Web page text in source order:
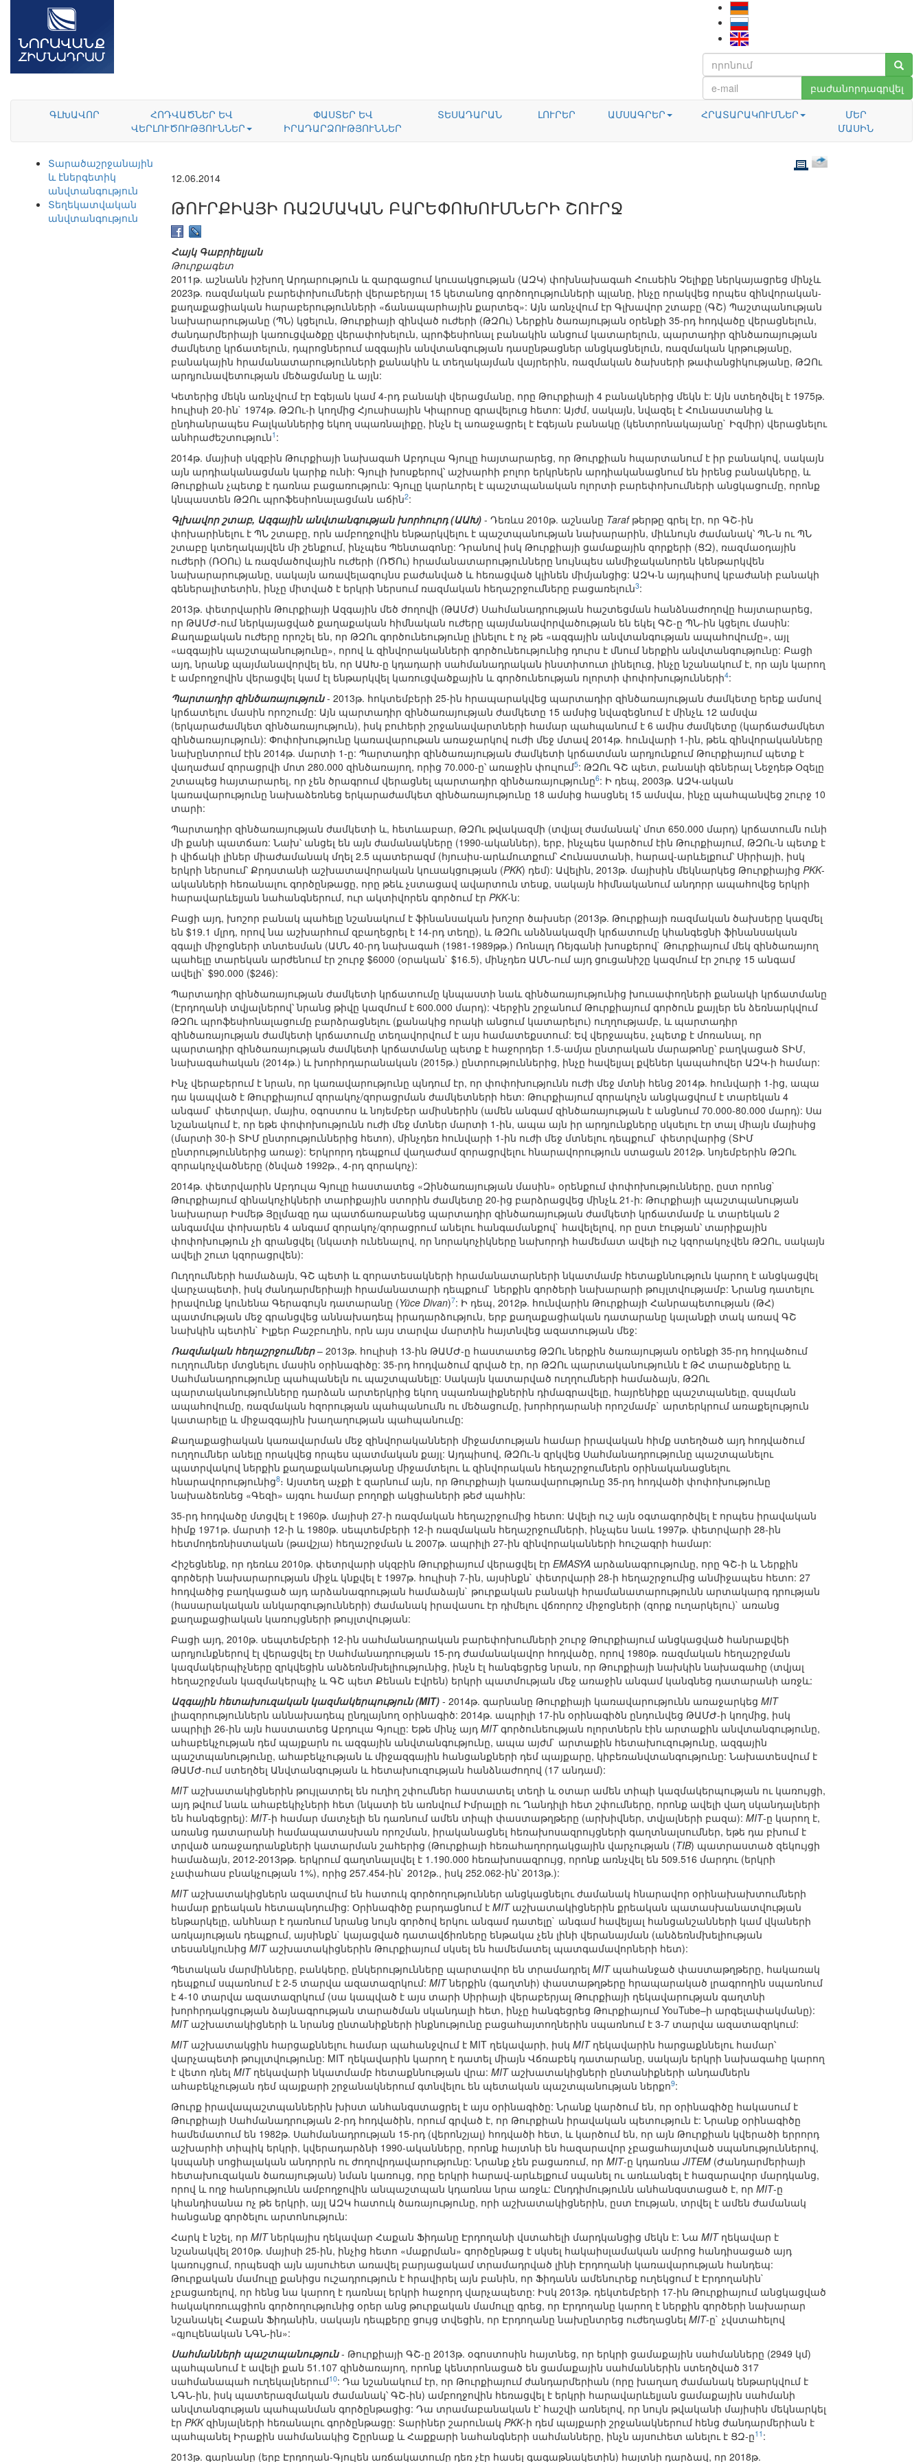
բաժանորդագրվել
ԳԼԽԱՎՈՐ
ՀՈԴՎԱԾՆԵՐ ԵՎ
ՎԵՐԼՈՒԾՈՒԹՅՈՒՆՆԵՐ
ՓԱՍՏԵՐ ԵՎ
ԻՐԱԴԱՐՁՈՒԹՅՈՒՆՆԵՐ
ՏԵՍԱԴԱՐԱՆ ԼՈՒՐԵՐ ԱՄՍԱԳՐԵՐ ՀՐԱՏԱՐԱԿՈՒՄՆԵՐ
ՄԵՐ
ՄԱՍԻՆ
Տարածաշրջանային
և էներգետիկ
անվտանգություն
Տեղեկատվական
անվտանգություն
12.06.2014
ԹՈՒՐՔԻԱՅԻ ՌԱԶՄԱԿԱՆ ԲԱՐԵՓՈԽՈՒՄՆԵՐԻ ՇՈՒՐՋ
Հայկ Գաբրիելյան
Թուրքագետ
2011թ. աշնանն իշխող Արդարություն և զարգացում կուսակցության (ԱԶԿ) փոխնախագահ Հուսեին Չելիքը ներկայացրեց մինչև
2023թ. ռազմական բարեփոխումների վերաբերյալ 15 կետանոց գործողությունների պլանը, ինչը որակվեց որպես զինվորական-
քաղաքացիական հարաբերությունների «ճանապարհային քարտեզ»: Այն առնչվում էր Գլխավոր շտաբը (ԳՇ) Պաշտպանության
նախարարությանը (ՊՆ) կցելուն, Թուրքիայի զինված ուժերի (ԹԶՈւ) Ներքին ծառայության օրենքի 35-րդ հոդվածը վերացնելուն,
ժանդարմերիայի կառուցվածքը վերափոխելուն, պրոֆեսիոնալ բանակին անցում կատարելուն, պարտադիր զինծառայության
ժամկետը կրճատելուն, դպրոցներում ազգային անվտանգության դասընթացներ անցկացնելուն, ռազմական կրթությանը,
բանակային հրամանատարությունների քանակին և տեղակայման վայրերին, ռազմական ծախսերի թափանցիկությանը, ԹԶՈւ
արդյունավետության մեծացմանը և այլն:
Կետերից մեկն առնչվում էր Էգեյան կամ 4-րդ բանակի վերացմանը, որը Թուրքիայի 4 բանակներից մեկն է: Այն ստեղծվել է 1975թ.
հուլիսի 20-ին` 1974թ. ԹԶՈւ-ի կողմից Հյուսիսային Կիպրոսը գրավելուց հետո: Այժմ, սակայն, նվազել է Հունաստանից և
ընդհանրապես Բալկաններից եկող սպառնալիքը, ինչն էլ առաջացրել է Էգեյան բանակը (կենտրոնակայանը` Իզմիր) վերացնելու
անհրաժեշտություն1 :
2014թ. մայիսի սկզբին Թուրքիայի նախագահ Աբդուլա Գյուլը հայտարարեց, որ Թուրքիան հպարտանում է իր բանակով, սակայն
այն արդիականացման կարիք ունի: Գյուլի խոսքերով՝ աշխարհի բոլոր երկրներն արդիականացնում են իրենց բանակները, և
Թուրքիան չպետք է դառնա բացառություն: Գյուլը կարևորել է պաշտպանական ոլորտի բարեփոխումների անցկացումը, որոնք
կնպաստեն ԹԶՈւ պրոֆեսիոնալացման աճին2:
Գլխավոր շտաբ, Ազգային անվտանգության խորհուրդ (ԱԱԽ) - Դեռևս 2010թ. աշնանը Tarafթերթը գրել էր, որ ԳՇ-ին
փոխարինելու է ՊՆ շտաբը, որն ամբողջովին ենթարկվելու է պաշտպանության նախարարին, միևնույն ժամանակ՝ ՊՆ-ն ու ՊՆ
շտաբը կտեղակայվեն մի շենքում, ինչպես Պենտագոնը: Դրանով իսկ Թուրքիայի ցամաքային զորքերի (ՑԶ), ռազմաօդային
ուժերի (ՌՕՈւ) և ռազմածովային ուժերի (ՌԾՈւ) հրամանատարությունները նույնպես անմիջականորեն կենթարկվեն
նախարարությանը, սակայն առավելագույնս բաժանված և հեռացված կլինեն միմյանցից: ԱԶԿ-ն այդպիսով կբաժանի բանակի
գեներալիտետին, ինչը միտված է երկրի ներսում ռազմական հեղաշրջումները բացառելուն3:
2013թ. փետրվարին Թուրքիայի Ազգային մեծ ժողովի (ԹԱՄԺ) Սահմանադրության հաշտեցման հանձնաժողովը հայտարարեց,
որ ԹԱՄԺ-ում ներկայացված քաղաքական հիմնական ուժերը պայմանավորվածության են եկել ԳՇ-ը ՊՆ-ին կցելու մասին:
Քաղաքական ուժերը որոշել են, որ ԹԶՈւ գործունեությունը լինելու է ոչ թե «ազգային անվտանգության ապահովումը», այլ
«ազգային պաշտպանությունը», որով և զինվորականների գործունեությունից դուրս է մնում ներքին անվտանգությունը: Բացի
այդ, նրանք պայմանավորվել են, որ ԱԱԽ-ը կդադարի սահմանադրական ինստիտուտ լինելուց, ինչը նշանակում է, որ այն կարող
է ամբողջովին վերացվել կամ էլ ենթարկվել կառուցվածքային և գործունեության ոլորտի փոփոխությունների4:
Պարտադիր զինծառայություն- 2013թ. հոկտեմբերի 25-ին հրապարակվեց պարտադիր զինծառայության ժամկետը երեք ամսով
կրճատելու մասին որոշումը: Այն պարտադիր զինծառայության ժամկետը 15 ամսից նվազեցնում է մինչև 12 ամսվա
(երկարաժամկետ զինծառայություն), իսկ բուհերի շրջանավարտների համար պահպանում է 6 ամիս ժամկետը (կարճաժամկետ
զինծառայություն): Փոփոխությունը կառավարութան առաջարկով ուժի մեջ մտավ 2014թ. հունվարի 1-ին, թեև զինվորականները
նախընտրում էին 2014թ. մարտի 1-ը: Պարտադիր զինծառայության ժամկետի կրճատման արդյունքում Թուրքիայում պետք է
վաղաժամ զորացրվի մոտ 280.000 զինծառայող, որից 70.000-ը՝ առաջին փուլում5: ԹԶՈւ ԳՇ պետ, բանակի գեներալ Նեջդեթ Օզելը
շտապեց հայտարարել, որ չեն ծրագրում վերացնել պարտադիր զինծառայությունը6: Ի դեպ, 2003թ. ԱԶԿ-ական
կառավարությունը նախաձեռնեց երկարաժամկետ զինծառայությունը 18 ամսից հասցնել 15 ամսվա, ինչը պահպանվեց շուրջ 10
տարի:
Պարտադիր զինծառայության ժամկետի և, հետևաբար, ԹԶՈւ թվակազմի (տվյալ ժամանակ՝ մոտ 650.000 մարդ) կրճատումն ունի
մի քանի պատճառ: Նախ՝ անցել են այն ժամանակները (1990-ականներ), երբ, ինչպես կարծում էին Թուրքիայում, ԹԶՈւ-ն պետք է
ի վիճակի լիներ միաժամանակ մղել 2.5 պատերազմ (հյուսիս-արևմուտքում՝ Հունաստանի, հարավ-արևելքում՝ Սիրիայի, իսկ
երկրի ներսում՝ Քրդստանի աշխատավորական կուսակցության (PKK) դեմ): Ավելին, 2013թ. մայիսին մեկնարկեց Թուրքիայից PKK-
ականների հեռանալու գործընթացը, որը թեև չստացավ ավարտուն տեսք, սակայն հիմնականում անդորր ապահովեց երկրի
հարավարևելյան նահանգներում, ուր ակտիվորեն գործում էր PKK-ն:
Բացի այդ, խոշոր բանակ պահելը նշանակում է ֆինանսական խոշոր ծախսեր (2013թ. Թուրքիայի ռազմական ծախսերը կազմել
են $19.1 մլրդ, որով նա աշխարհում զբաղեցրել է 14-րդ տեղը), և ԹԶՈւ անձնակազմի կրճատումը կհանգեցնի ֆինանսական
զգալի միջոցների տնտեսման (ԱՄՆ 40-րդ նախագահ (1981-1989թթ.) Ռոնալդ Ռեյգանի խոսքերով` Թուրքիայում մեկ զինծառայող
պահելը տարեկան արժենում էր շուրջ $6000 (օրական` $16.5), մինչդեռ ԱՄՆ-ում այդ ցուցանիշը կազմում էր շուրջ 15 անգամ
ավելի` $90.000 ($246):
Պարտադիր զինծառայության ժամկետի կրճատումը կնպաստի նաև զինծառայությունից խուսափողների քանակի կրճատմանը
(Էրդողանի տվյալներով՝ նրանց թիվը կազմում է 600.000 մարդ): Վերջին շրջանում Թուրքիայում գործուն քայլեր են ձեռնարկվում
ԹԶՈւ պրոֆեսիոնալացումը բարձրացնելու (քանակից որակի անցում կատարելու) ուղղությամբ, և պարտադիր
զինծառայության ժամկետի կրճատումը տեղավորվում է այս համատեքստում: Եվ վերջապես, չպետք է մոռանալ, որ
պարտադիր զինծառայության ժամկետի կրճատմանը պետք է հաջորդեր 1.5-ամյա ընտրական մարաթոնը՝ բաղկացած ՏԻՄ,
նախագահական (2014թ.) և խորհրդարանական (2015թ.) ընտրություններից, ինչը հավելյալ քվեներ կապահովեր ԱԶԿ-ի համար:
Ինչ վերաբերում է նրան, որ կառավարությունը պնդում էր, որ փոփոխությունն ուժի մեջ մտնի հենց 2014թ. հունվարի 1-ից, ապա
դա կապված է Թուրքիայում զորակոչ/զորացրման ժամկետների հետ: Թուրքիայում զորակոչն անցկացվում է տարեկան 4
անգամ` փետրվար, մայիս, օգոստոս և նոյեմբեր ամիսներին (ամեն անգամ զինծառայության է անցնում 70.000-80.000 մարդ): Սա
նշանակում է, որ եթե փոփոխությունն ուժի մեջ մտներ մարտի 1-ին, ապա այն իր արդյունքները սկսելու էր տալ միայն մայիսից
(մարտի 30-ի ՏԻՄ ընտրություններից հետո), մինչդեռ հունվարի 1-ին ուժի մեջ մտնելու դեպքում` փետրվարից (ՏԻՄ
ընտրություններից առաջ): Երկրորդ դեպքում վաղաժամ զորացրվելու հնարավորություն ստացան 2012թ. նոյեմբերին ԹԶՈւ
զորակոչվածները (ծնված 1992թ., 4-րդ զորակոչ):
2014թ. փետրվարին Աբդուլա Գյուլը հաստատեց «Զինծառայության մասին» օրենքում փոփոխությունները, ըստ որոնց`
Թուրքիայում զինակոչիկների տարիքային ստորին ժամկետը 20-ից բարձրացվեց մինչև 21-ի: Թուրքիայի պաշտպանության
նախարար Իսմեթ Յըլմազը դա պատճառաբանեց պարտադիր զինծառայության ժամկետի կրճատմամբ և տարեկան 2
անգամվա փոխարեն 4 անգամ զորակոչ/զորացրում անելու հանգամանքով` հավելելով, որ ըստ էության՝ տարիքային
փոփոխություն չի գրանցվել (նկատի ունենալով, որ նորակոչիկները նախորդի համեմատ ավելի ուշ կզորակոչվեն ԹԶՈւ, սակայն
ավելի շուտ կզորացրվեն):
Ուղղումների համաձայն, ԳՇ պետի և զորատեսակների հրամանատարների նկատմամբ հետաքննություն կարող է անցկացվել
վարչապետի, իսկ ժանդարմերիայի հրամանատարի դեպքում` ներքին գործերի նախարարի թույլտվությամբ: Նրանց դատելու
իրավունք կունենա Գերագույն դատարանը (Yüce Divan)7: Ի դեպ, 2012թ. հունվարին Թուրքիայի Հանրապետության (ԹՀ)
պատմության մեջ գրանցվեց աննախադեպ իրադարձություն, երբ քաղաքացիական դատարանը կալանքի տակ առավ ԳՇ
նախկին պետին` Իլքեր Բաշբուղին, որն այս տարվա մարտին հայտնվեց ազատության մեջ:
Ռազմական հեղաշրջումներ– 2013թ. հուլիսի 13-ին ԹԱՄԺ-ը հաստատեց ԹԶՈւ ներքին ծառայության օրենքի 35-րդ հոդվածում
ուղղումներ մտցնելու մասին օրինագիծը: 35-րդ հոդվածում գրված էր, որ ԹԶՈւ պարտականությունն է ԹՀ տարածքները և
Սահմանադրությունը պահպանելն ու պաշտպանելը: Սակայն կատարված ուղղումների համաձայն, ԹԶՈւ
պարտականությունները դարձան արտերկրից եկող սպառնալիքներին դիմագրավելը, հայրենիքը պաշտպանելը, զսպման
ապահովումը, ռազմական հզորության պահպանումն ու մեծացումը, խորհրդարանի որոշմամբ` արտերկրում առաքելություն
կատարելը և միջազգային խաղաղության պահպանումը:
Քաղաքացիական կառավարման մեջ զինվորականների միջամտության համար իրավական հիմք ստեղծած այդ հոդվածում
ուղղումներ անելը որակվեց որպես պատմական քայլ: Այդպիսով, ԹԶՈւ-ն զրկվեց Սահմանադրությունը պաշտպանելու
պատրվակով ներքին քաղաքականությանը միջամտելու և զինվորական հեղաշրջումներն օրինականացնելու
հնարավորությունից8։ Այստեղ աչքի է զարնում այն, որ Թուրքիայի կառավարությունը 35-րդ հոդվածի փոփոխությունը
նախաձեռնեց «Գեզի» այգու համար բողոքի ակցիաների թեժ պահին:
35-րդ հոդվածը մտցվել է 1960թ. մայիսի 27-ի ռազմական հեղաշրջումից հետո: Ավելի ուշ այն օգտագործվել է որպես իրավական
հիմք 1971թ. մարտի 12-ի և 1980թ. սեպտեմբերի 12-ի ռազմական հեղաշրջումների, ինչպես նաև 1997թ. փետրվարի 28-ին
հետմոդեռնիստական (թավշյա) հեղաշրջման և 2007թ. ապրիլի 27-ին զինվորականների հուշագրի համար:
Հիշեցնենք, որ դեռևս 2010թ. փետրվարի սկզբին Թուրքիայում վերացվել էր EMASYA արձանագրությունը, որը ԳՇ-ի և Ներքին
գործերի նախարարության միջև կնքվել է 1997թ. հուլիսի 7-ին, այսինքն` փետրվարի 28-ի հեղաշրջումից անմիջապես հետո: 27
հոդվածից բաղկացած այդ արձանագրության համաձայն` թուրքական բանակի հրամանատարությունն արտակարգ դրության
(հասարակական անկարգությունների) ժամանակ իրավասու էր դիմելու վճռորոշ միջոցների (զորք ուղարկելու)` առանց
քաղաքացիական կառույցների թույլտվության:
Բացի այդ, 2010թ. սեպտեմբերի 12-ին սահմանադրական բարեփոխումների շուրջ Թուրքիայում անցկացված հանրաքվեի
արդյունքներով էլ վերացվել էր Սահմանադրության 15-րդ ժամանակավոր հոդվածը, որով 1980թ. ռազմական հեղաշրջման
կազմակերպիչները զրկվեցին անձեռնմխելիությունից, ինչն էլ հանգեցրեց նրան, որ Թուրքիայի նախկին նախագահը (տվյալ
հեղաշրջման կազմակերպիչ և ԳՇ պետ Քենան Էվրեն) երկրի պատմության մեջ առաջին անգամ կանգնեց դատարանի առջև:
Ազգային հետախուզական կազմակերպություն (MIT) - 2014թ. գարնանը Թուրքիայի կառավարությունն առաջարկեց MIT
լիազորություններն աննախադեպ ընդլայնող օրինագիծ: 2014թ. ապրիլի 17-ին օրինագիծն ընդունվեց ԹԱՄԺ-ի կողմից, իսկ
ապրիլի 26-ին այն հաստատեց Աբդուլա Գյուլը: Եթե մինչ այդMITգործունեության ոլորտներն էին արտաքին անվտանգությունը,
ահաբեկչության դեմ պայքարն ու ազգային անվտանգությունը, ապա այժմ` արտաքին հետախուզությունը, ազգային
պաշտպանությունը, ահաբեկչության և միջազգային հանցանքների դեմ պայքարը, կիբեռանվտանգությունը: Նախատեսվում է
ԹԱՄԺ-ում ստեղծել Անվտանգության և հետախուզության հանձնաժողով (17 անդամ):
MITաշխատակիցներին թույլատրել են ուղիղ շփումներ հաստատել տեղի և օտար ամեն տիպի կազմակերպության ու կառույցի,
այդ թվում նաև ահաբեկիչների հետ (նկատի են առնվում Իմրալըի ու Ղանդիլի հետ շփումները, որոնք ավելի վաղ սկանդալների
են հանգեցրել): MIT-ի համար մատչելի են դառնում ամեն տիպի փաստաթղթերը (արխիվներ, տվյալների բազա): MIT-ը կարող է,
առանց դատարանի համապատասխան որոշման, իրականացնել հեռախոսազրույցների գաղտնալսումներ, եթե դա բխում է
տրված առաջադրանքների կատարման շահերից (Թուրքիայի հեռահաղորդակցային վարչության (TIB) պատրաստած զեկույցի
համաձայն, 2012-2013թթ. երկրում գաղտնալսվել է 1.190.000 հեռախոսազրույց, որոնք առնչվել են 509.516 մարդու (երկրի
չափահաս բնակչության 1%), որից 257.454-ին` 2012թ., իսկ 252.062-ին՝ 2013թ.):
MITաշխատակիցներն ազատվում են հատուկ գործողություններ անցկացնելու ժամանակ հնարավոր օրինախախտումների
համար քրեական հետապնդումից: Օրինագիծը բարդացնում է MITաշխատակիցներին քրեական պատասխանատվության
ենթարկելը, անհնար է դառնում նրանց նույն գործով երկու անգամ դատելը` անգամ հավելյալ հանցանշանների կամ վկաների
առկայության դեպքում, այսինքն` կայացված դատավճիռները ենթակա չեն լինի վերանայման (անձեռնմխելիության
տեսանկյունից MITաշխատակիցներին Թուրքիայում սկսել են համեմատել պատգամավորների հետ):
Պետական մարմինները, բանկերը, ընկերությունները պարտավոր են տրամադրել MITպահանջած փաստաթղթերը, հակառակ
դեպքում սպառնում է 2-5 տարվա ազատազրկում: MITներքին (գաղտնի) փաստաթղթերը հրապարակած լրագրողին սպառնում
է 4-10 տարվա ազատազրկում (սա կապված է այս տարի Սիրիայի վերաբերյալ Թուրքիայի ղեկավարության գաղտնի
խորհրդակցության ձայնագրության տարածման սկանդալի հետ, ինչը հանգեցրեց Թուրքիայում YouTube–ի արգելափակմանը):
MITաշխատակիցների և նրանց ընտանիքների ինքնությունը բացահայտողներին սպառնում է 3-7 տարվա ազատազրկում:
MITաշխատակցին հարցաքննելու համար պահանջվում է MIT ղեկավարի, իսկ MITղեկավարին հարցաքննելու համար՝
վարչապետի թույլտվությունը: MIT ղեկավարին կարող է դատել միայն Վճռաբեկ դատարանը, սակայն երկրի նախագահը կարող
է վետո դնել MITղեկավարի նկատմամբ հետաքննության վրա: MITաշխատակիցների ընտանիքների անդամներն
ահաբեկչության դեմ պայքարի շրջանակներում գտնվելու են պետական պաշտպանության ներքո9:
Թուրք իրավապաշտպաններին խիստ անհանգստացրել է այս օրինագիծը: Նրանք կարծում են, որ օրինագիծը հակասում է
Թուրքիայի Սահմանադրության 2-րդ հոդվածին, որում գրված է, որ Թուրքիան իրավական պետություն է: Նրանք օրինագիծը
համեմատում են 1982թ. Սահմանադրության 15-րդ (վերոնշյալ) հոդվածի հետ, և կարծում են, որ այն Թուրքիան կվերածի երրորդ
աշխարհի տիպիկ երկրի, կվերադարձնի 1990-ականները, որոնք հայտնի են հազարավոր չբացահայտված սպանություններով,
կսպանի սոցիալական անդորրն ու ժողովրդավարությունը: Նրանք չեն բացառում, որ MIT-ը կդառնա JITEM (Ժանդարմերիայի
հետախուզական ծառայության) նման կառույց, որը երկրի հարավ-արևելքում սպանել ու առևանգել է հազարավոր մարդկանց,
որով և ողջ հանրությունն ամբողջովին անպաշտպան կդառնա նրա առջև: Ընդդիմությունն անհանգստացած է, որ MIT-ը
կհանդիսանա ոչ թե երկրի, այլ ԱԶԿ հատուկ ծառայությունը, որի աշխատակիցներին, ըստ էության, տրվել է ամեն ժամանակ
հանցանք գործելու արտոնություն:
Հարկ է նշել, որ MITներկայիս ղեկավար Հաքան Ֆիդանը Էրդողանի վստահելի մարդկանցից մեկն է: Նա MITղեկավար է
նշանակվել 2010թ. մայիսի 25-ին, ինչից հետո «մաքրման» գործընթաց է սկսել հակաիսլամական ամրոց հանդիսացած այդ
կառույցում, որպեսզի այն այսուհետ առավել բարյացակամ տրամադրված լինի Էրդողանի կառավարության հանդեպ:
Թուրքական մամուլը քանիցս ուշադրություն է հրավիրել այն բանին, որ Ֆիդանն ամենուրեք ուղեկցում է Էրդողանին`
չբացառելով, որ հենց նա կարող է դառնալ երկրի հաջորդ վարչապետը: Իսկ 2013թ. դեկտեմբերի 17-ին Թուրքիայում անցկացված
հակակոռուպցիոն գործողությունից օրեր անց թուրքական մամուլը գրեց, որ Էրդողանը կարող է ներքին գործերի նախարար
նշանակել Հաքան Ֆիդանին, սակայն դեպքերը ցույց տվեցին, որ Էրդողանը նախընտրեց ուժեղացնել MIT-ը` չվստահելով
«գյուլենական ՆԳՆ-ին»:
Սահմանների պաշտպանություն- Թուրքիայի ԳՇ-ը 2013թ. օգոստոսին հայտնեց, որ երկրի ցամաքային սահմանները (2949 կմ)
պահպանում է ավելի քան 51.107 զինծառայող, որոնք կենտրոնացած են ցամաքային սահմաններին ստեղծված 317
սահմանապահ ուղեկալներում10: Դա նշանակում էր, որ Թուրքիայում ժանդարմերիան (որը խաղաղ ժամանակ ենթարկվում է
ՆԳՆ-ին, իսկ պատերազմական ժամանակ՝ ԳՇ-ին) ամբողջովին հեռացվել է երկրի հարավարևելյան ցամաքային սահմանի
անվտանգության պահպանման գործընթացից: Դա տրամաբանական է՝ հաշվի առնելով, որ նույն թվականի մայիսին մեկնարկել
էր PKKզինյալների հեռանալու գործընթացը: Տարիներ շարունակ PKK-ի դեմ պայքարի շրջանակներում հենց ժանդարմերիան է
պահպանել Իրաքին սահմանակից Շըրնաք և Հաքքարի նահանգների սահմանները, ինչն այսուհետ անելու է ՑԶ-ը11 :
2013թ. գարնանը (երբ Էրդողան-Գյուլեն առճակատումը դեռ չէր հասել գագաթնակետին) հայտնի դարձավ, որ 2018թ.